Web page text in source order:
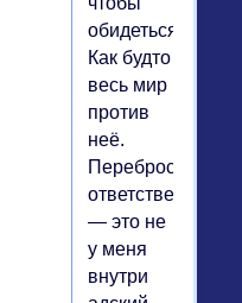
обидеться.
Как будто
весь мир
против
неё.
Перебросить
ответственность
— это не
у меня
внутри